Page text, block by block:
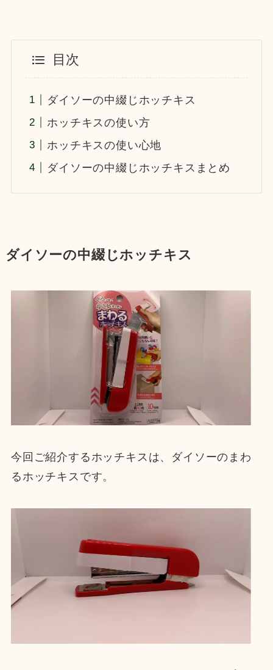
目次
ダイソーの中綴じホッチキス
ホッチキスの使い方
ホッチキスの使い心地
ダイソーの中綴じホッチキスまとめ
ダイソーの中綴じホッチキス
今回ご紹介するホッチキスは、ダイソーのまわ
るホッチキスです。